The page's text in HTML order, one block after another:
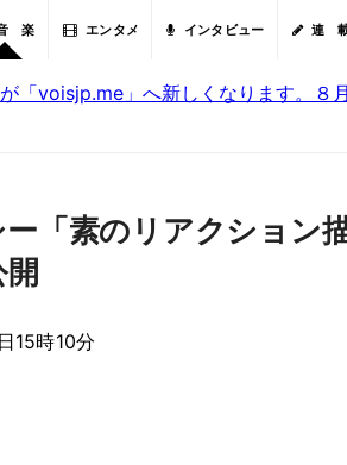
楽 エンタメ インタビュー 連
「voisjp.me」へ新しくなります。８
「素のリアクション
15時10分